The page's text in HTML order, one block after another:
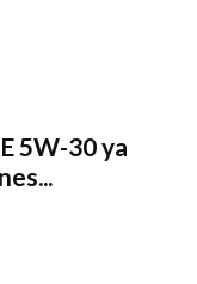
5W-30 ya